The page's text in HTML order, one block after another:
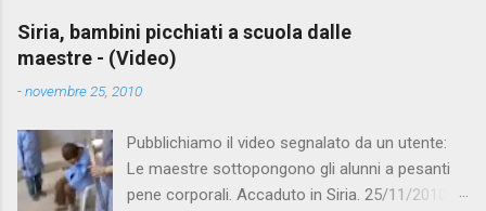
Siria, bambini picchiati a scuola dalle
maestre - (Video)
-novembre 25, 2010
Pubblichiamo il video segnalato da un utente:
Le maestre sottopongono gli alunni a pesanti
pene corporali. Accaduto in Siria. 25/11/2010